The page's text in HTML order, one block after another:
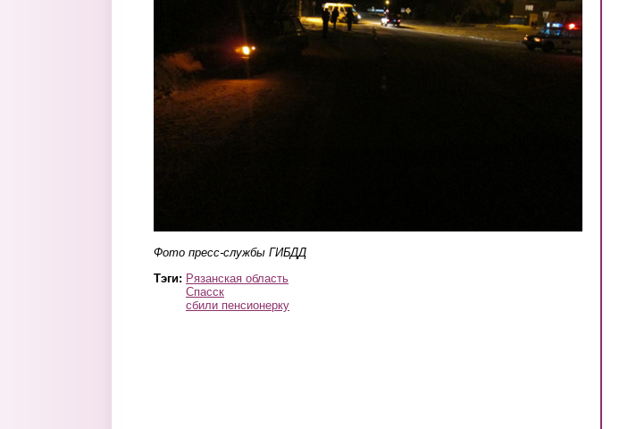
Фото пресс-службы ГИБДД
Тэги: Рязанская область
Спасск
сбили пенсионерку